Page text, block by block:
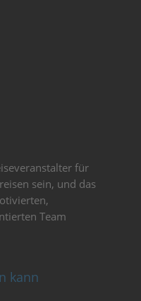
für
sein, und das
Team
kann